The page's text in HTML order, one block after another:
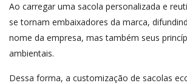
Ao carregar uma sacola personalizada e
se tornam embaixadores da marca,
nome da empresa, mas também seus
ambientais.
Dessa forma, a customização de sacolas